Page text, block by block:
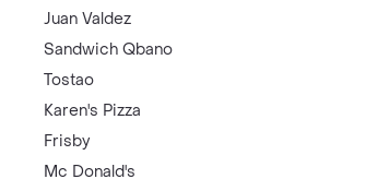
Juan Valdez
Sandwich Qbano
Tostao
Karen's Pizza
Frisby
Mc Donald's